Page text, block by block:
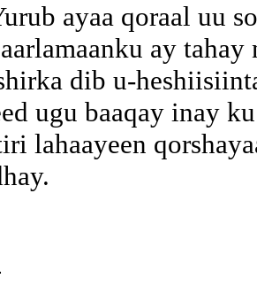
ayaa qoraal uu
ay
dib u-
ugu baaqay inay
lahaayeen